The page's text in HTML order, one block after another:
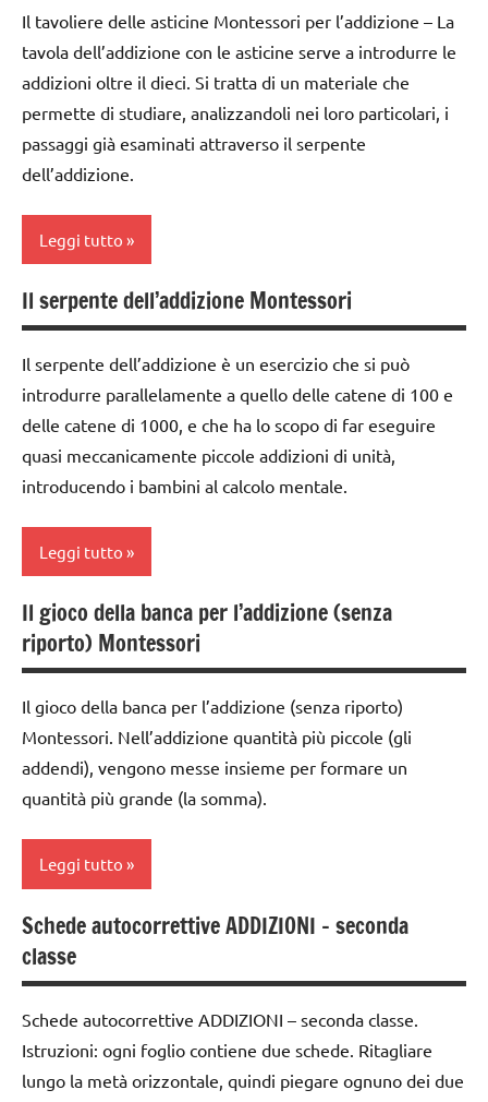
psicoaritmetica
Montessori
TUTTI GLI
ARGOMENTI
PER ETA'
TUTTI GLI
costruire i
Montessori
6
anni
anni
GUIDA
DIDATTICA
MATEMATICA
MATEMATICA
MONTESSORI
didattico
nomenclature
psicoaritmetica
TUTORIAL
TUTTI GLI
ARGOMENTI
PER ETA'
TUTTI GLI
ARTICOLI
Il tavoliere delle asticine Montessori per l’addizione – La
tavola dell’addizione con le asticine serve a introdurre le
addizioni oltre il dieci. Si tratta di un materiale che
permette di studiare, analizzandoli nei loro particolari, i
passaggi già esaminati attraverso il serpente
dell’addizione.
Leggi tutto
addizione
1a
classe
dai
anni
dai
6
anni
GUIDA
DIDATTICA
MONTESSORI
MATEMATICA
materiale
didattico
Montessori
psicoaritmetica
Il serpente dell’addizione Montessori
Il serpente dell’addizione è un esercizio che si può
introdurre parallelamente a quello delle catene di 100 e
delle catene di 1000, e che ha lo scopo di far eseguire
quasi meccanicamente piccole addizioni di unità,
introducendo i bambini al calcolo mentale.
Leggi tutto
addizione
classe
dai
anni
dai
6
anni
GIOCHI
MONTESSORI
Il gioco della banca per l’addizione (senza
riporto) Montessori
Il gioco della banca per l’addizione (senza riporto)
Montessori. Nell’addizione quantità più piccole (gli
addendi), vengono messe insieme per formare un
quantità più grande (la somma).
Leggi tutto
addizione
classe
Schede autocorrettive ADDIZIONI – seconda
classe
Schede autocorrettive ADDIZIONI – seconda classe.
Istruzioni: ogni foglio contiene due schede. Ritagliare
lungo la metà orizzontale, quindi piegare ognuno dei due